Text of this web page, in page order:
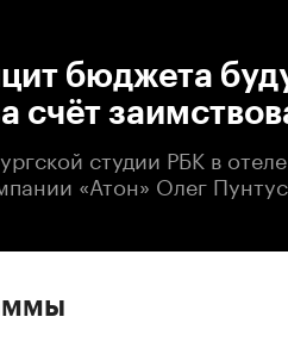
бюджета
счёт
студии РБК в
«Атон» Олег